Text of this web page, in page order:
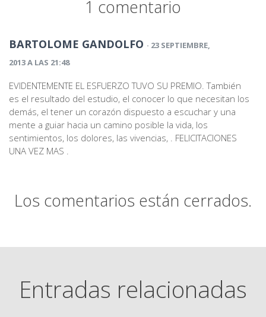
1 comentario
BARTOLOME GANDOLFO · 23 SEPTIEMBRE,
2013 A LAS 21:48
EVIDENTEMENTE EL ESFUERZO TUVO SU PREMIO. También
es el resultado del estudio, el conocer lo que necesitan los
demás, el tener un corazón dispuesto a escuchar y una
mente a guiar hacia un camino posible la vida, los
sentimientos, los dolores, las vivencias, . FELICITACIONES
UNA VEZ MAS .
Los comentarios están cerrados.
Entradas relacionadas